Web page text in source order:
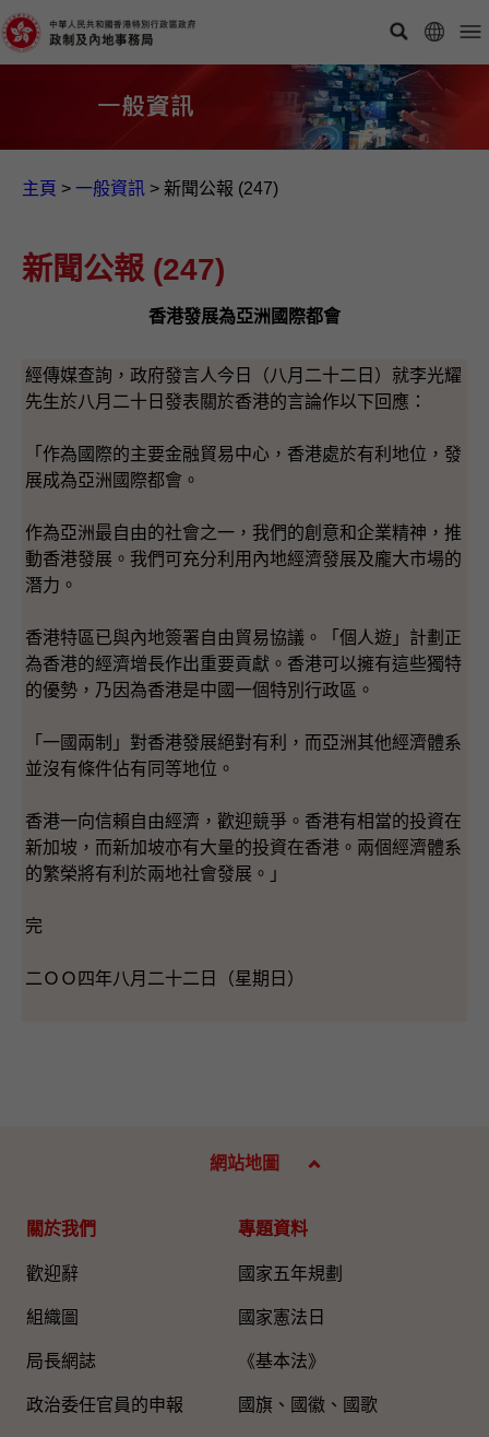
主頁 > 一般資訊​ > 新聞公報 (247)
新聞公報 (247)
香港發展為亞洲國際都會
經傳媒查詢，政府發言人今日（八月二十二日）就李光耀
先生於八月二十日發表關於香港的言論作以下回應：
「作為國際的主要金融貿易中心，香港處於有利地位，發
展成為亞洲國際都會。
作為亞洲最自由的社會之一，我們的創意和企業精神，推
動香港發展。我們可充分利用內地經濟發展及龐大市場的
潛力。
香港特區已與內地簽署自由貿易協議。「個人遊」計劃正
為香港的經濟增長作出重要貢獻。香港可以擁有這些獨特
的優勢，乃因為香港是中國一個特別行政區。
「一國兩制」對香港發展絕對有利，而亞洲其他經濟體系
並沒有條件佔有同等地位。
香港一向信賴自由經濟，歡迎競爭。香港有相當的投資在
新加坡，而新加坡亦有大量的投資在香港。兩個經濟體系
的繁榮將有利於兩地社會發展。」
完
二ＯＯ四年八月二十二日（星期日）
網站地圖
關於我們
歡迎辭
組織圖​
局長網誌
政治委任官員的申報
專題資料
國家五年規劃
國家憲法日
《基本法》
國旗、國徽、國歌